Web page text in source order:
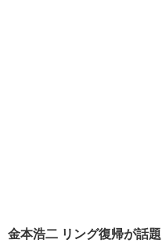
金本浩二 リング復帰が話題